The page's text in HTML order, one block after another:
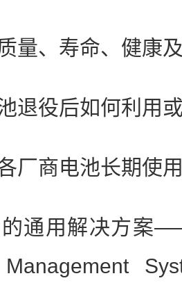
、寿命、健康及
役后如何利用或
商电池长期使用
用解决方案
Management